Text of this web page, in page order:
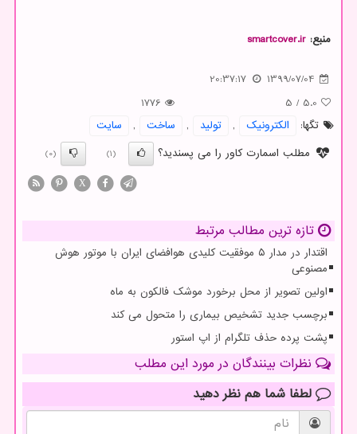
منبع: smartcover.ir
1399/07/04
20:37:17
5.0
/
5
1776
تگها:
الكترونیك , تولید , ساخت ,
سایت
مطلب اسمارت کاور را می پسندید؟
(1)
(0)
X
تازه ترین مطالب مرتبط
اقتدار در مدار ۵ موفقیت کلیدی هوافضای ایران با موتور هوش
مصنوعی
اولین تصویر از محل برخورد موشک فالکون به ماه
برچسب جدید تشخیص بیماری را متحول می کند
پشت پرده حذف تلگرام از اپ استور
نظرات بینندگان در مورد این مطلب
لطفا شما هم نظر دهید